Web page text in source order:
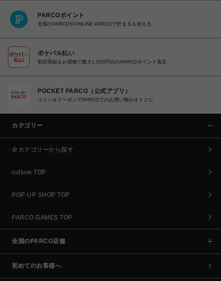
PARCOポイント
全国のPARCOやONLINE PARCOで貯まる＆使える
ポケパル払い
初回登録＆お買物で最大1,500円分のPARCOポイント進呈
POCKET PARCO（公式アプリ）
コイン＆クーポンでPARCOでのお買い物がオトクに
カテゴリー
全カテゴリーから探す
culture TOP
POP-UP SHOP TOP
PARCO GAMES TOP
全国のPARCO店舗
初めてのお客様へ